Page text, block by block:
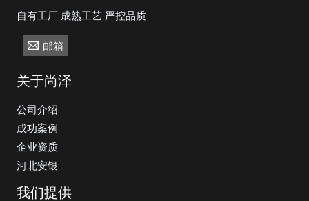
自有工厂 成熟工艺 严控品质
邮箱
关于尚泽
公司介绍
成功案例
企业资质
河北安银
我们提供